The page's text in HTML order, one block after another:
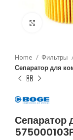
Home Фильтры
Сепаратор для
Сепаратор